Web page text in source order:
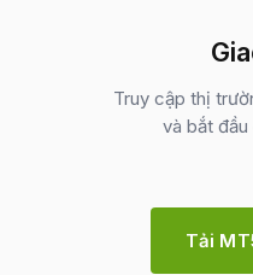
Truy cập thị
và bắt
Tải